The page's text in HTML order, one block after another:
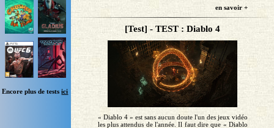
Encore plus de testsici
en savoir +
[Test] - TEST : Diablo 4
« Diablo 4 » est sans aucun doute l'un des jeux vidéo
les plus attendus de l'année. Il faut dire que « Diablo